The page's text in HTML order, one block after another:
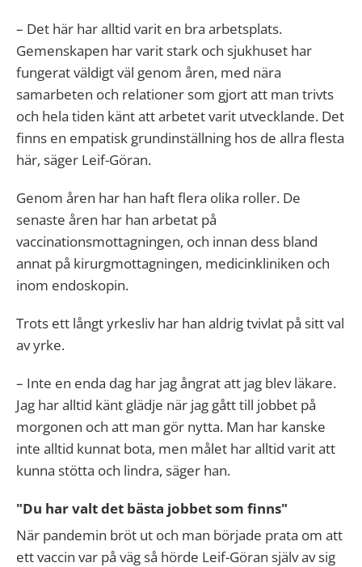
– Det här har alltid varit en bra arbetsplats.
Gemenskapen har varit stark och sjukhuset har
fungerat väldigt väl genom åren, med nära
samarbeten och relationer som gjort att man trivts
och hela tiden känt att arbetet varit utvecklande. Det
finns en empatisk grundinställning hos de allra flesta
här, säger Leif-Göran.
Genom åren har han haft flera olika roller. De
senaste åren har han arbetat på
vaccinationsmottagningen, och innan dess bland
annat på kirurgmottagningen, medicinkliniken och
inom endoskopin.
Trots ett långt yrkesliv har han aldrig tvivlat på sitt val
av yrke.
– Inte en enda dag har jag ångrat att jag blev läkare.
Jag har alltid känt glädje när jag gått till jobbet på
morgonen och att man gör nytta. Man har kanske
inte alltid kunnat bota, men målet har alltid varit att
kunna stötta och lindra, säger han.
"Du har valt det bästa jobbet som finns"
När pandemin bröt ut och man började prata om att
ett vaccin var på väg så hörde Leif-Göran själv av sig